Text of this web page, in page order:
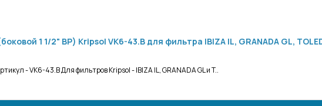
1 1/2" ВР) Kripsol VK6-43.B для фильтра IBIZA IL, GRANADA GL,
- VK6-43.B Для фильтров Kripsol - IBIZA IL, GRANADA GL и T..